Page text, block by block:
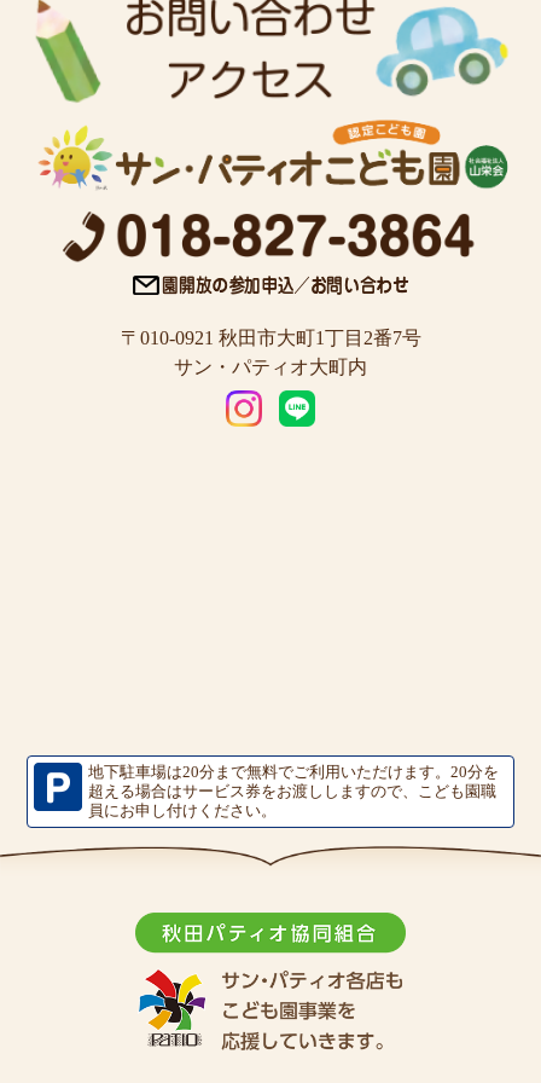
〒010-0921 秋田市大町1丁目2番7号
サン・パティオ大町内
地下駐車場は20分まで無料でご利用いただけます。20分を
超える場合はサービス券をお渡ししますので、こども園職
員にお申し付けください。